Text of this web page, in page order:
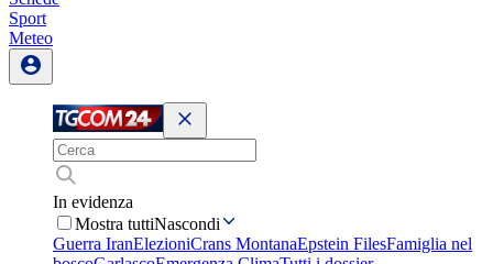
Sport
Meteo
In evidenza
Mostra tuttiNascondi
Guerra IranElezioniCrans MontanaEpstein FilesFamiglia nel